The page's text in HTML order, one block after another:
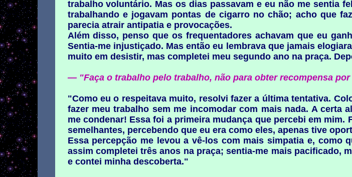
trabalho voluntário. Mas os dias passavam e eu não me sentia
trabalhando e jogavam pontas de cigarro no chão; acho que
parecia atrair antipatia e provocações.
Além disso, penso que os frequentadores achavam que eu
Sentia-me injustiçado. Mas então eu lembrava que jamais
muito em desistir, mas completei meu segundo ano na praça.
— "Faça o trabalho pelo trabalho, não para obter recompensa
"Como eu o respeitava muito, resolvi fazer a última tentativa.
fazer meu trabalho sem me incomodar com mais nada. A certa
me condenar! Essa foi a primeira mudança que percebi em
semelhantes, percebendo que eu era como eles, apenas tive
Essa percepção me levou a vê-los com mais simpatia e, como
assim completei três anos na praça; sentia-me mais pacificado,
e contei minha descoberta."